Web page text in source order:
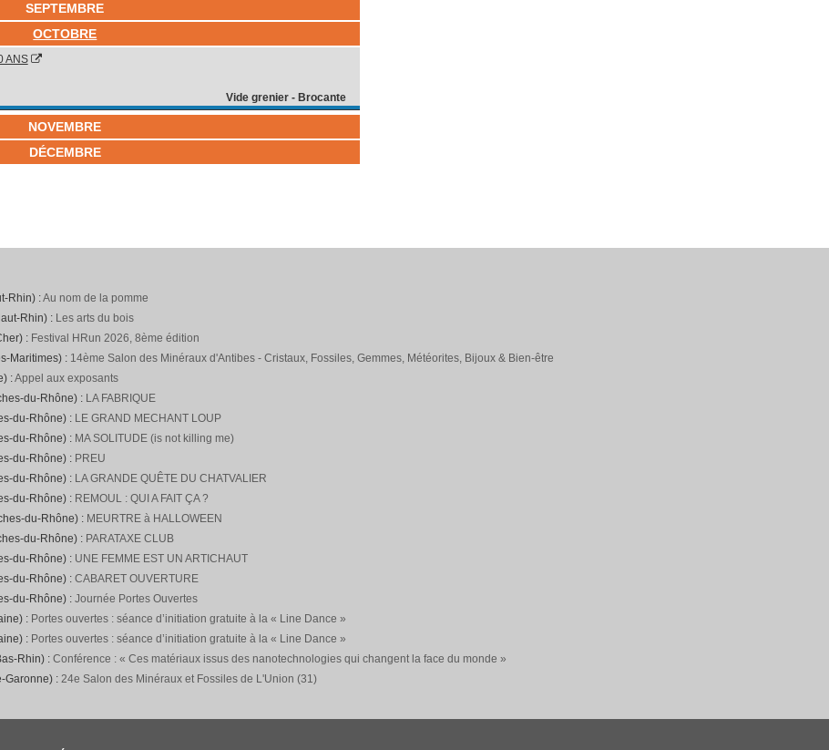
SEPTEMBRE
OCTOBRE
ANS
Vide grenier - Brocante
NOVEMBRE
DÉCEMBRE
Rhin) :Au nom de la pomme
Rhin) : Les arts du bois
: Festival HRun 2026, 8ème édition
Maritimes) : 14ème Salon des Minéraux d'Antibes - Cristaux, Fossiles, Gemmes, Météorites, Bijoux & Bien-être
:Appel aux exposants
du-Rhône) : LA FABRIQUE
du-Rhône) : LE GRAND MECHANT LOUP
du-Rhône) : MA SOLITUDE (is not killing me)
du-Rhône) : PREU
du-Rhône) : LA GRANDE QUÊTE DU CHATVALIER
du-Rhône) : REMOUL : QUI A FAIT ÇA ?
du-Rhône) : MEURTRE à HALLOWEEN
du-Rhône) : PARATAXE CLUB
du-Rhône) : UNE FEMME EST UN ARTICHAUT
du-Rhône) : CABARET OUVERTURE
du-Rhône) : Journée Portes Ouvertes
: Portes ouvertes : séance d’initiation gratuite à la « Line Dance »
: Portes ouvertes : séance d’initiation gratuite à la « Line Dance »
Rhin) : Conférence : « Ces matériaux issus des nanotechnologies qui changent la face du monde »
Garonne) : 24e Salon des Minéraux et Fossiles de L'Union (31)